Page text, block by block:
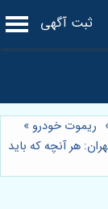
ثبت آگهی
ریموت خودرو »
هر آنچه که باید